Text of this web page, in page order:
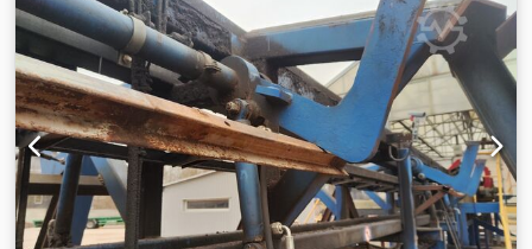
topprestanda och erbjuder oöverträffad hållbarhet,
precision och hastighet – det perfekta valet för
yrkesverksamma inom markanläggning, byggbranschen
och jordbruket. Viktiga egenskaper: Robust konstruktion:
Tillverkad för att klara krävande miljöer och tung drift.
Trattbredd: 2657 mm. Dcodpfx Abst Ebphjwek Hög
effektivitet: Avancerad siktningsteknik ger snabbare och
renare resultat. Kapacitet 15–60 t/h. Användarvänlig: Enkel
installation och drift för maximal produktivitet. Vikt 1900
kg.